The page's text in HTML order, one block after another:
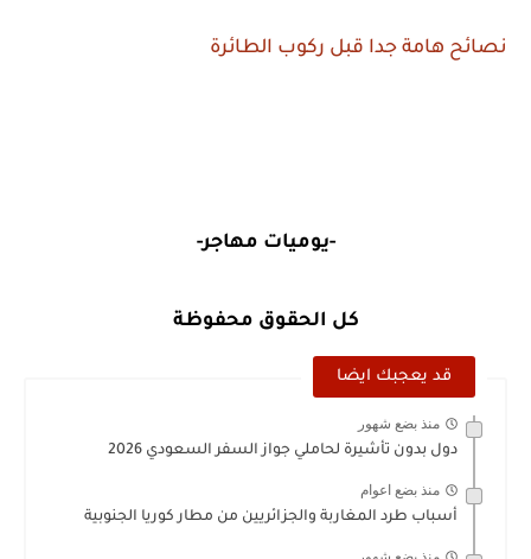
نصائح هامة جدا قبل ركوب الطائرة
-يوميات مهاجر-
كل الحقوق محفوظة
قد يعجبك ايضا
منذ بضع شهور
دول بدون تأشيرة لحاملي جواز السفر السعودي 2026
منذ بضع اعوام
أسباب طرد المغاربة والجزائريين من مطار كوريا الجنوبية